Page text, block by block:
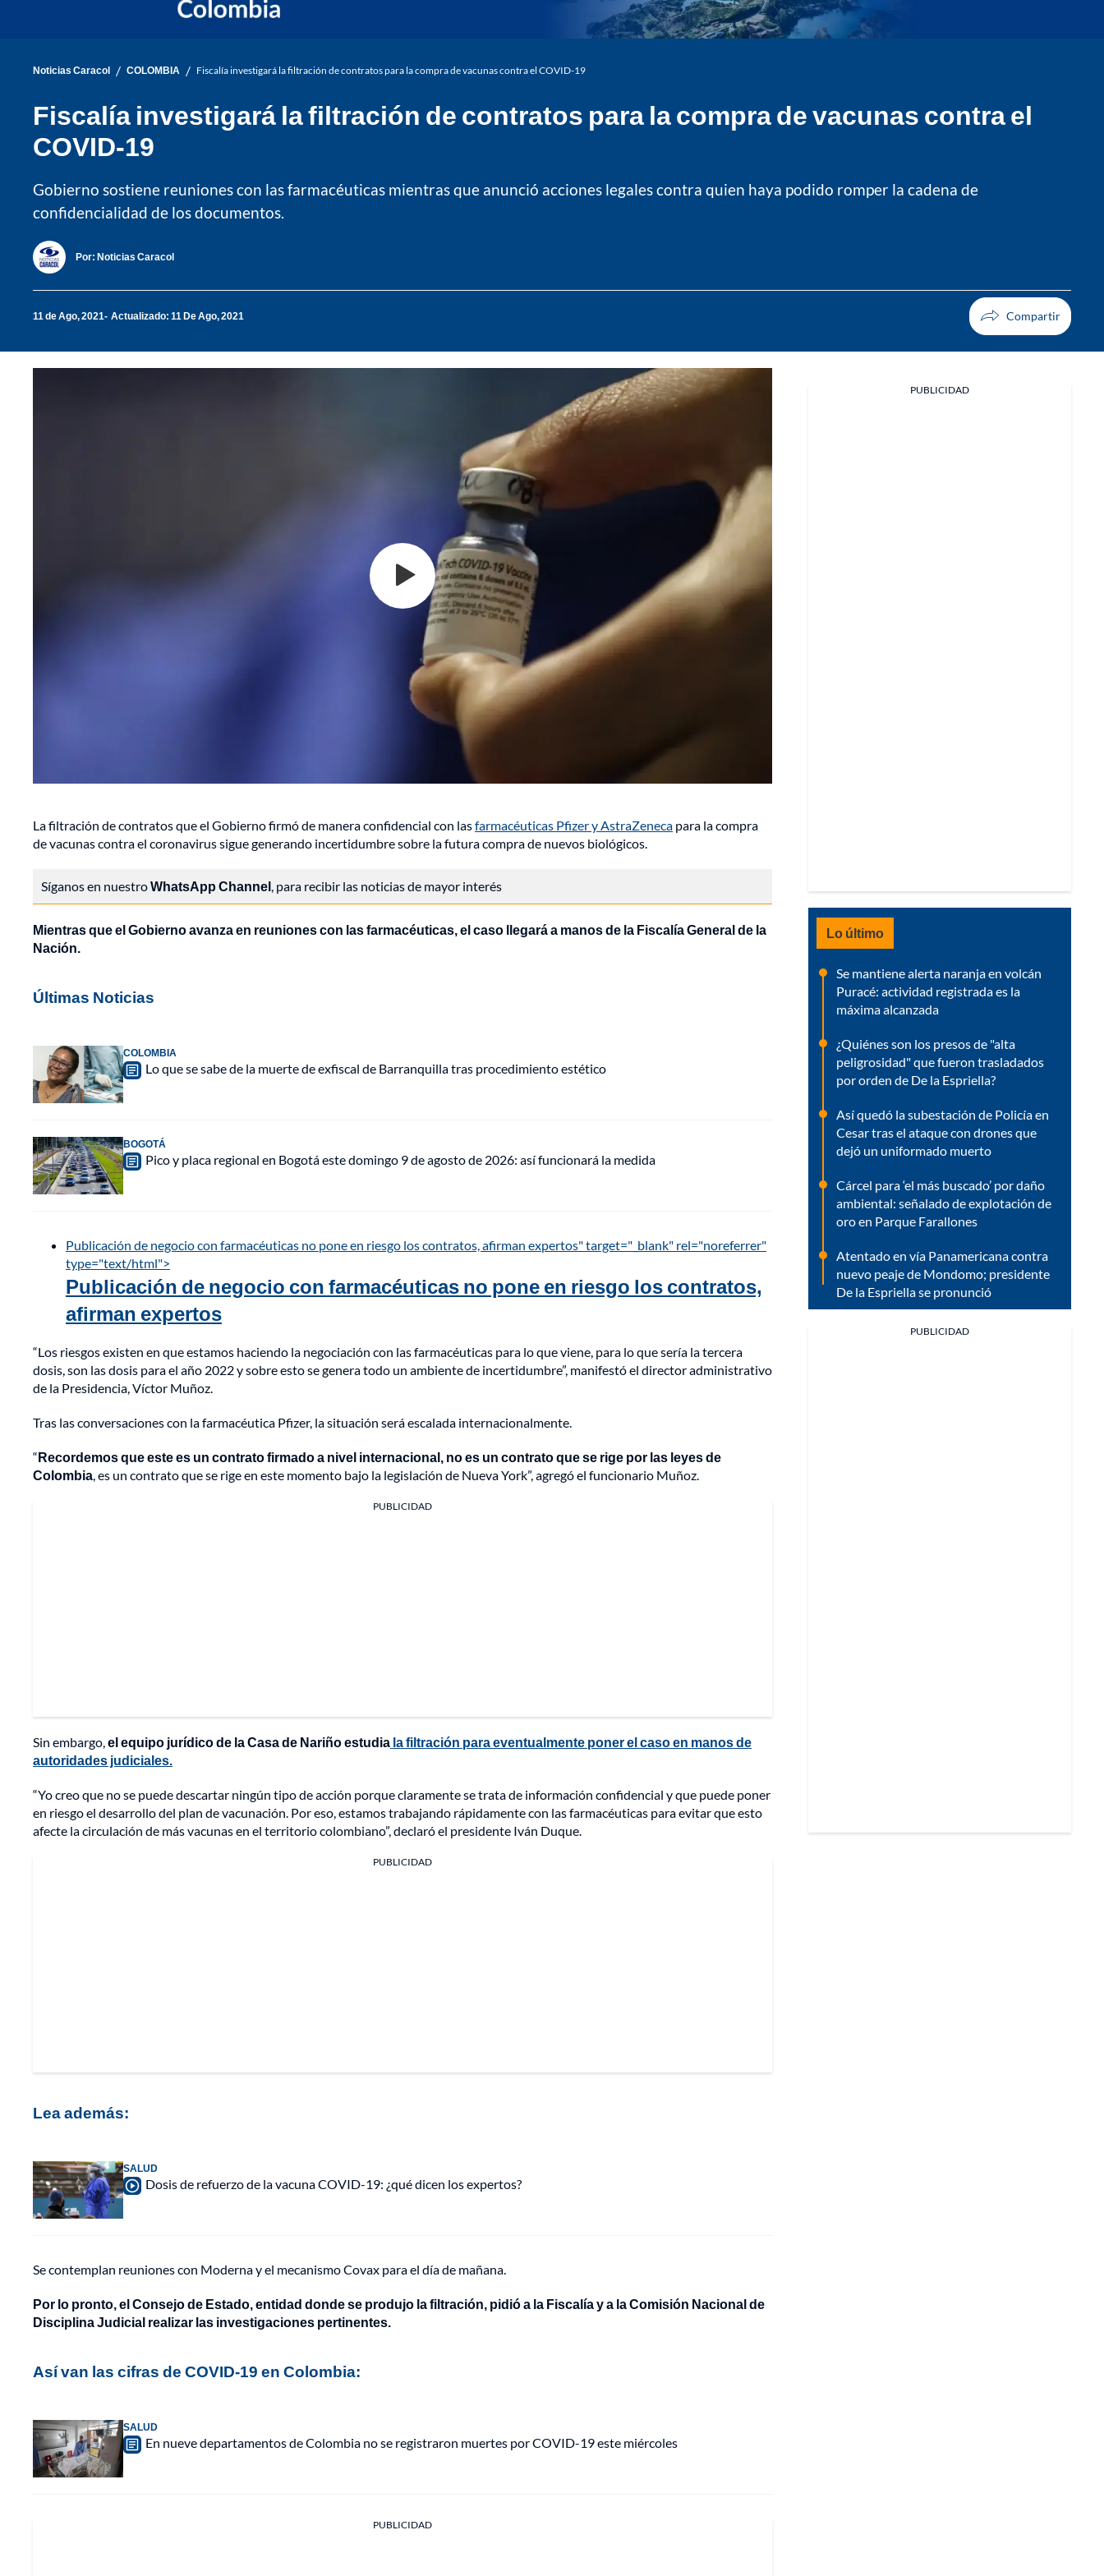
Noticias Caracol / COLOMBIA / Fiscalía investigará la filtración de contratos para la compra de vacunas contra el COVID-19
Fiscalía investigará la filtración de contratos para la compra de vacunas contra el
COVID-19
Gobierno sostiene reuniones con las farmacéuticas mientras que anunció acciones legales contra quien haya podido romper la cadena de
confidencialidad de los documentos.
Por: Noticias Caracol
11 de Ago, 2021 Actualizado: 11 De Ago, 2021
La filtración de contratos que el Gobierno firmó de manera confidencial con lasfarmacéuticas Pfizer y AstraZeneca para la compra
de vacunas contra el coronavirus sigue generando incertidumbre sobre la futura compra de nuevos biológicos.
Síganos en nuestroWhatsApp Channel, para recibir las noticias de mayor interés
Mientras que el Gobierno avanza en reuniones con las farmacéuticas, el caso llegará a manos de la Fiscalía General de la
Nación.
Últimas Noticias
COLOMBIA
Lo que se sabe de la muerte de exfiscal de Barranquilla tras procedimiento estético
BOGOTÁ
Pico y placa regional en Bogotá este domingo 9 de agosto de 2026: así funcionará la medida
Publicación de negocio con farmacéuticas no pone en riesgo los contratos, afirman expertos" target="_blank" rel="noreferrer"
type="text/html">
Publicación de negocio con farmacéuticas no pone en riesgo los contratos,
afirman expertos
“Los riesgos existen en que estamos haciendo la negociación con las farmacéuticas para lo que viene, para lo que sería la tercera
dosis, son las dosis para el año 2022 y sobre esto se genera todo un ambiente de incertidumbre”, manifestó el director administrativo
de la Presidencia, Víctor Muñoz.
Tras las conversaciones con la farmacéutica Pfizer, la situación será escalada internacionalmente.
“Recordemos que este es un contrato firmado a nivel internacional, no es un contrato que se rige por las leyes de
Colombia, es un contrato que se rige en este momento bajo la legislación de Nueva York”, agregó el funcionario Muñoz.
PUBLICIDAD
Sin embargo,el equipo jurídico de la Casa de Nariño estudia la filtración para eventualmente poner el caso en manos de
autoridades judiciales.
“Yo creo que no se puede descartar ningún tipo de acción porque claramente se trata de información confidencial y que puede poner
en riesgo el desarrollo del plan de vacunación. Por eso, estamos trabajando rápidamente con las farmacéuticas para evitar que esto
afecte la circulación de más vacunas en el territorio colombiano”, declaró el presidente Iván Duque.
PUBLICIDAD
Lea además:
SALUD
Dosis de refuerzo de la vacuna COVID-19: ¿qué dicen los expertos?
Se contemplan reuniones con Moderna y el mecanismo Covax para el día de mañana.
Por lo pronto, el Consejo de Estado, entidad donde se produjo la filtración, pidió a la Fiscalía y a la Comisión Nacional de
Disciplina Judicial realizar las investigaciones pertinentes.
Así van las cifras de COVID-19 en Colombia:
SALUD
En nueve departamentos de Colombia no se registraron muertes por COVID-19 este miércoles
PUBLICIDAD
PUBLICIDAD
Lo último
Se mantiene alerta naranja en volcán
Puracé: actividad registrada es la
máxima alcanzada
¿Quiénes son los presos de "alta
peligrosidad" que fueron trasladados
por orden de De la Espriella?
Así quedó la subestación de Policía en
Cesar tras el ataque con drones que
dejó un uniformado muerto
Cárcel para ‘el más buscado’ por daño
ambiental: señalado de explotación de
oro en Parque Farallones
Atentado en vía Panamericana contra
nuevo peaje de Mondomo; presidente
De la Espriella se pronunció
PUBLICIDAD